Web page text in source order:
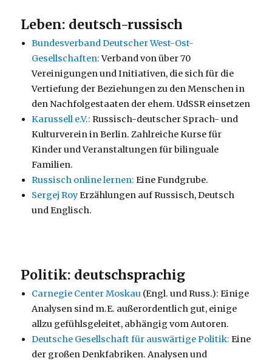
Leben: deutsch-russisch
Bundesverband Deutscher West-Ost-
Gesellschaften:Verband von über 70
Vereinigungen und Initiativen, die sich für die
Vertiefung der Beziehungen zu den Menschen in
den Nachfolgestaaten der ehem. UdSSR einsetzen
Karussell e.V.: Russisch-deutscher Sprach- und
Kulturverein in Berlin. Zahlreiche Kurse für
Kinder und Veranstaltungen für bilinguale
Familien.
Russisch online lernen: Eine Fundgrube.
Sergej RoyErzählungen auf Russisch, Deutsch
und Englisch.
Politik: deutschsprachig
Carnegie Center Moskau (Engl. und Russ.): Einige
Analysen sind m.E. außerordentlich gut, einige
allzu gefühlsgeleitet, abhängig vom Autoren.
Deutsche Gesellschaft für auswärtige Politik: Eine
der großen Denkfabriken. Analysen und